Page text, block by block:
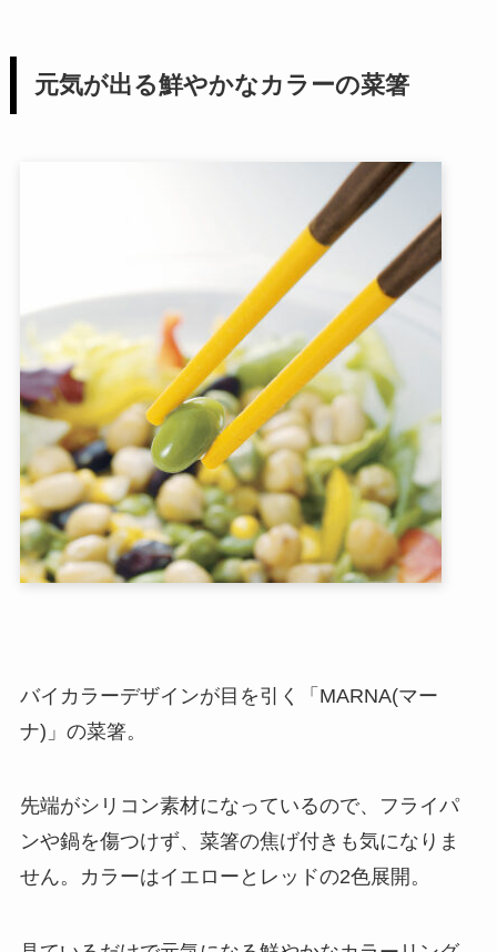
元気が出る鮮やかなカラーの菜箸
バイカラーデザインが目を引く「MARNA(マー
ナ)」の菜箸。
先端がシリコン素材になっているので、フライパ
ンや鍋を傷つけず、菜箸の焦げ付きも気になりま
せん。カラーはイエローとレッドの2色展開。